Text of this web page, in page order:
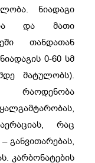
ნიადაგი
და მათი
თანდათან
0-60 სმ
მატულობს).
რაოდენობა
რაც
განვითარებას,
კარბონატების